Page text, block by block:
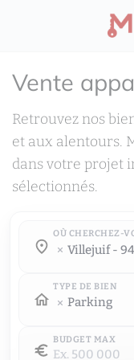
Vente
Retrouvez nos
et aux alentours.
dans votre projet
sélectionnés.
OÙ CHERCHEZ-
Où cherchez-
villejuif -
Où cherchez-
TYPE DE BIEN
Parking
BUDGET MAX